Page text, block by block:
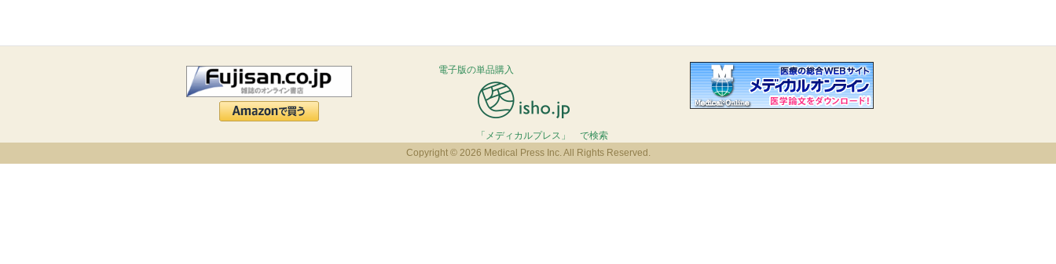
電子版の単品購入
「メディカルプレス」 で検索
Copyright © 2026 Medical Press Inc. All Rights Reserved.